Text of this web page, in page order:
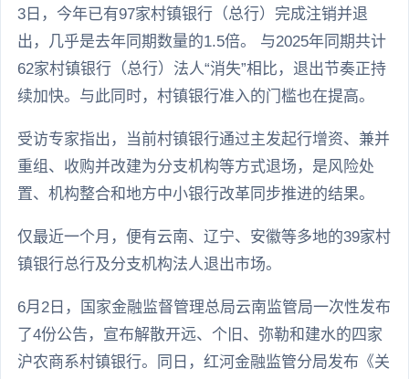
3日，今年已有97家村镇银行（总行）完成注销并退
出，几乎是去年同期数量的1.5倍。 与2025年同期共计
62家村镇银行（总行）法人“消失”相比，退出节奏正持
续加快。与此同时，村镇银行准入的门槛也在提高。
受访专家指出，当前村镇银行通过主发起行增资、兼并
重组、收购并改建为分支机构等方式退场，是风险处
置、机构整合和地方中小银行改革同步推进的结果。
仅最近一个月，便有云南、辽宁、安徽等多地的39家村
镇银行总行及分支机构法人退出市场。
6月2日，国家金融监督管理总局云南监管局一次性发布
了4份公告，宣布解散开远、个旧、弥勒和建水的四家
沪农商系村镇银行。同日，红河金融监管分局发布《关